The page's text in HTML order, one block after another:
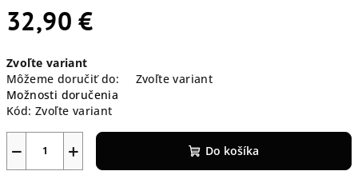
32,90 €
cena:
Zvoľte variant
Môžeme doručiť do:
Zvoľte variant
Možnosti doručenia
Kód: Zvoľte variant
+
− Do košíka